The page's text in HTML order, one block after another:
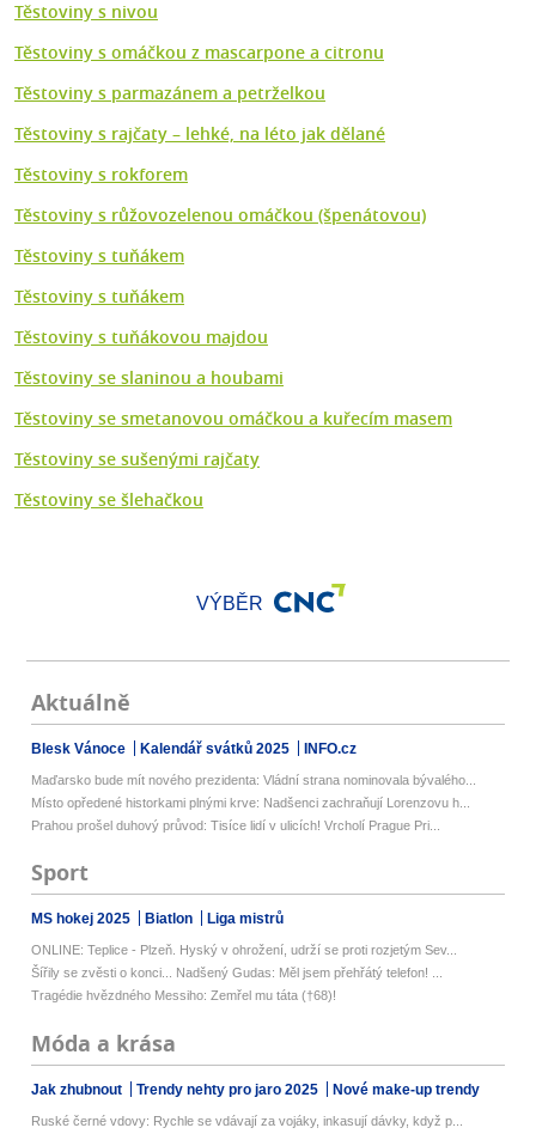
Těstoviny s nivou
Těstoviny s omáčkou z mascarpone a citronu
Těstoviny s parmazánem a petrželkou
Těstoviny s rajčaty – lehké, na léto jak dělané
Těstoviny s rokforem
Těstoviny s růžovozelenou omáčkou (špenátovou)
Těstoviny s tuňákem
Těstoviny s tuňákem
Těstoviny s tuňákovou majdou
Těstoviny se slaninou a houbami
Těstoviny se smetanovou omáčkou a kuřecím masem
Těstoviny se sušenými rajčaty
Těstoviny se šlehačkou
VÝBĚR
Aktuálně
Blesk Vánoce Kalendář svátků 2025 INFO.cz
Maďarsko bude mít nového prezidenta: Vládní strana nominovala bývalého...
Místo opředené historkami plnými krve: Nadšenci zachraňují Lorenzovu h...
Prahou prošel duhový průvod: Tisíce lidí v ulicích! Vrcholí Prague Pri...
Sport
MS hokej 2025 Biatlon Liga mistrů
ONLINE: Teplice - Plzeň. Hyský v ohrožení, udrží se proti rozjetým Sev...
Šířily se zvěsti o konci... Nadšený Gudas: Měl jsem přehřátý telefon! ...
Tragédie hvězdného Messiho: Zemřel mu táta (†68)!
Móda a krása
Jak zhubnout Trendy nehty pro jaro 2025 Nové make-up trendy
Ruské černé vdovy: Rychle se vdávají za vojáky, inkasují dávky, když p...